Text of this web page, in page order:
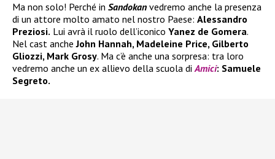
Ma non solo! Perché in Sandokan vedremo anche la presenza
di un attore molto amato nel nostro Paese: Alessandro
Preziosi. Lui avrà il ruolo dell’iconico Yanez de Gomera.
Nel cast ancheJohn Hannah, Madeleine Price, Gilberto
Gliozzi, Mark Grosy. Ma c’è anche una sorpresa: tra loro
vedremo anche un ex allievo della scuola diAmici: Samuele
Segreto.